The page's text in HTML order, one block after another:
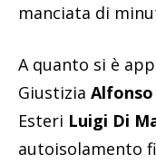
manciata di
A quanto si è
Giustizia
Esteri Luigi Di
autoisolamento